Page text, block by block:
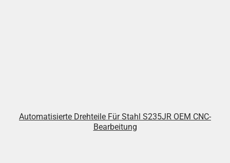
Automatisierte Drehteile Für Stahl S235JR OEM CNC-
Bearbeitung